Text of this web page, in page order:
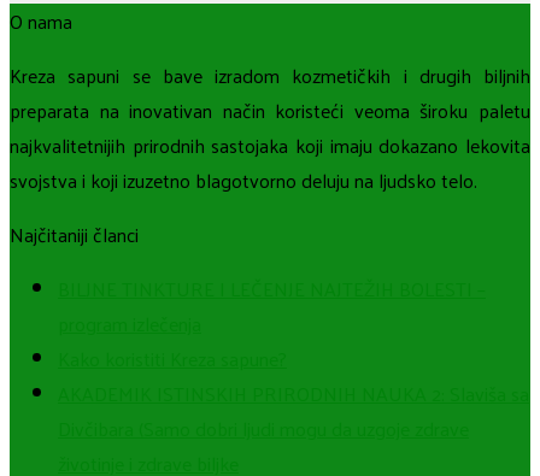
O nama
Kreza sapuni se bave izradom kozmetičkih i drugih biljnih
preparata na inovativan način koristeći veoma široku paletu
najkvalitetnijih prirodnih sastojaka koji imaju dokazano lekovita
svojstva i koji izuzetno blagotvorno deluju na ljudsko telo.
Najčitaniji članci